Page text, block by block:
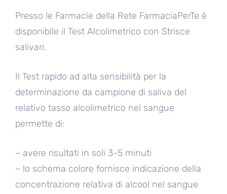
Presso le Farmacie della Rete FarmaciaPerTe è
disponibile il Test Alcolimetrico con Strisce
salivari.
Il Test rapido ad alta sensibilità per la
determinazione da campione di saliva del
relativo tasso alcolimetrico nel sangue
permette di:
– avere risultati in soli 3-5 minuti
– lo schema colore fornisce indicazione della
concentrazione relativa di alcool nel sangue